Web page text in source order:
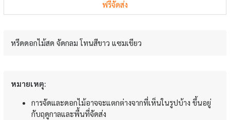
ฟรีจัดส่ง
หรีดดอกไม้สด จัดกลม โทนสีขาว แซมเขียว
หมายเหตุ:
การจัดและดอกไม้อาจจะแตกต่างจากที่เห็นในรูปบ้าง ขึ้นอยู่
กับฤดูกาลและพื้นที่จัดส่ง